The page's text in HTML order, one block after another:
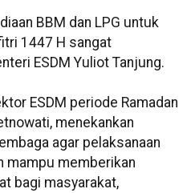
BBM dan LPG untuk
1447 H sangat
ESDM Yuliot Tanjung.
ESDM periode Ramadan
menekankan
agar pelaksanaan
mampu memberikan
bagi masyarakat,